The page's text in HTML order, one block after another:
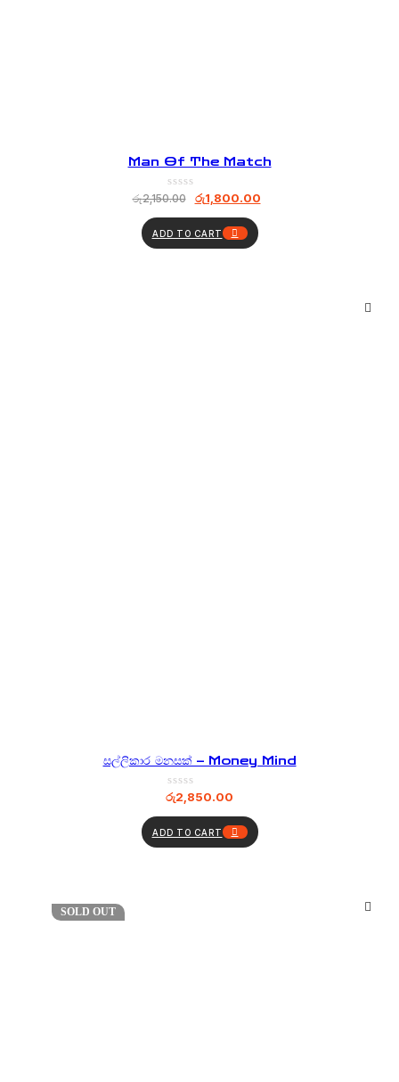
Man Of The Match
රු2,150.00 රු1,800.00
ADD TO CART
සල්ලිකාර මනසක් – Money Mind
රු2,850.00
ADD TO CART
SOLD OUT